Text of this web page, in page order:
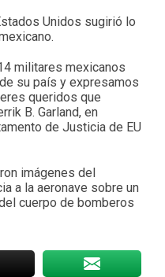
Unidos sugirió lo
militares mexicanos
su país y expresamos
queridos que
B. Garland, en
de Justicia de EU
imágenes del
a la aeronave sobre un
cuerpo de bomberos